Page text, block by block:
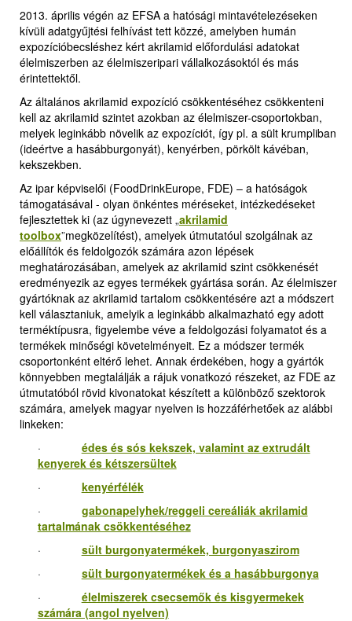
2013. április végén az EFSA a hatósági mintavételezéseken
kívüli adatgyűjtési felhívást tett közzé, amelyben humán
expozícióbecsléshez kért akrilamid előfordulási adatokat
élelmiszerben az élelmiszeripari vállalkozásoktól és más
érintettektől.
Az általános akrilamid expozíció csökkentéséhez csökkenteni
kell az akrilamid szintet azokban az élelmiszer-csoportokban,
melyek leginkább növelik az expozíciót, így pl. a sült krumpliban
(ideértve a hasábburgonyát), kenyérben, pörkölt kávéban,
kekszekben.
Az ipar képviselői (FoodDrinkEurope, FDE) – a hatóságok
támogatásával - olyan önkéntes méréseket, intézkedéseket
fejlesztettek ki (az úgynevezett „akrilamid
toolbox”megközelítést), amelyek útmutatóul szolgálnak az
előállítók és feldolgozók számára azon lépések
meghatározásában, amelyek az akrilamid szint csökkenését
eredményezik az egyes termékek gyártása során. Az élelmiszer
gyártóknak az akrilamid tartalom csökkentésére azt a módszert
kell választaniuk, amelyik a leginkább alkalmazható egy adott
terméktípusra, figyelembe véve a feldolgozási folyamatot és a
termékek minőségi követelményeit. Ez a módszer termék
csoportonként eltérő lehet. Annak érdekében, hogy a gyártók
könnyebben megtalálják a rájuk vonatkozó részeket, az FDE az
útmutatóból rövid kivonatokat készített a különböző szektorok
számára, amelyek magyar nyelven is hozzáférhetőek az alábbi
linkeken:
· édes és sós kekszek, valamint az extrudált
kenyerek és kétszersültek
· kenyérfélék
· gabonapelyhek/reggeli cereáliák akrilamid
tartalmának csökkentéséhez
· sült burgonyatermékek, burgonyaszirom
· sült burgonyatermékek és a hasábburgonya
· élelmiszerek csecsemők és kisgyermekek
számára (angol nyelven)